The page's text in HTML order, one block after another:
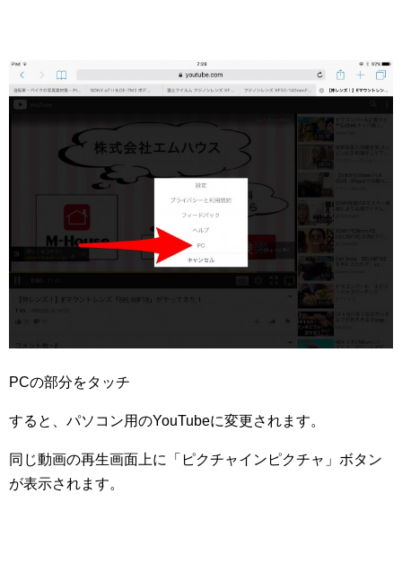
PCの部分をタッチ
すると、パソコン用のYouTubeに変更されます。
同じ動画の再生画面上に「ピクチャインピクチャ」ボタン
が表示されます。